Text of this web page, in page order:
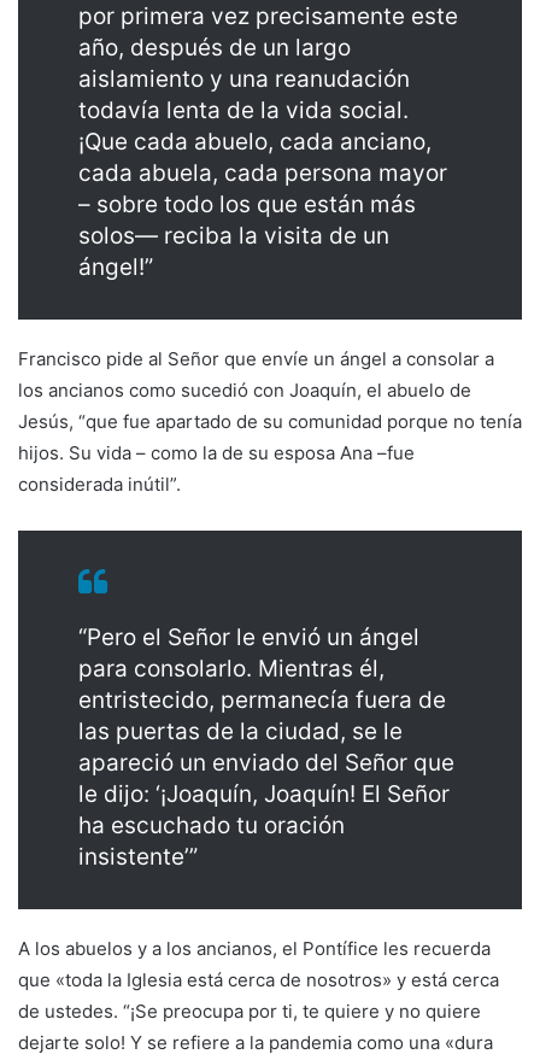
por primera vez precisamente este
año, después de un largo
aislamiento y una reanudación
todavía lenta de la vida social.
¡Que cada abuelo, cada anciano,
cada abuela, cada persona mayor
– sobre todo los que están más
solos— reciba la visita de un
ángel!”
Francisco pide al Señor que envíe un ángel a consolar a
los ancianos como sucedió con Joaquín, el abuelo de
Jesús, “que fue apartado de su comunidad porque no tenía
hijos. Su vida – como la de su esposa Ana –fue
considerada inútil”.
“Pero el Señor le envió un ángel
para consolarlo. Mientras él,
entristecido, permanecía fuera de
las puertas de la ciudad, se le
apareció un enviado del Señor que
le dijo: ‘¡Joaquín, Joaquín! El Señor
ha escuchado tu oración
insistente’”
A los abuelos y a los ancianos, el Pontífice les recuerda
que «toda la Iglesia está cerca de nosotros» y está cerca
de ustedes. “¡Se preocupa por ti, te quiere y no quiere
dejarte solo! Y se refiere a la pandemia como una «dura